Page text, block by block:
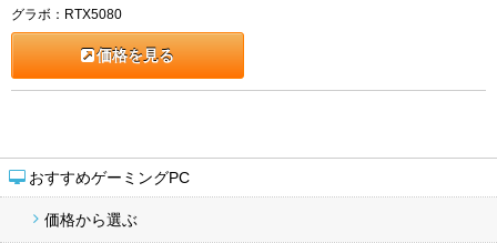
おすすめゲーミングPC
価格から選ぶ
グラボ：RTX5080
価格を見る